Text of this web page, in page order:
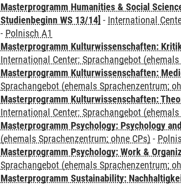
Masterprogramm Humanities & Social
Studienbeginn WS 13/14] - International
- Polnisch A1
Masterprogramm Kulturwissenschaften:
International Center: Sprachangebot
Masterprogramm Kulturwissenschaften:
Sprachangebot (ehemals Sprachenzentrum;
Masterprogramm Kulturwissenschaften:
International Center: Sprachangebot
Masterprogramm Psychology: Psychology
(ehemals Sprachenzentrum; ohne CPs) -
Masterprogramm Psychology: Work &
Sprachangebot (ehemals Sprachenzentrum;
Masterprogramm Sustainability: